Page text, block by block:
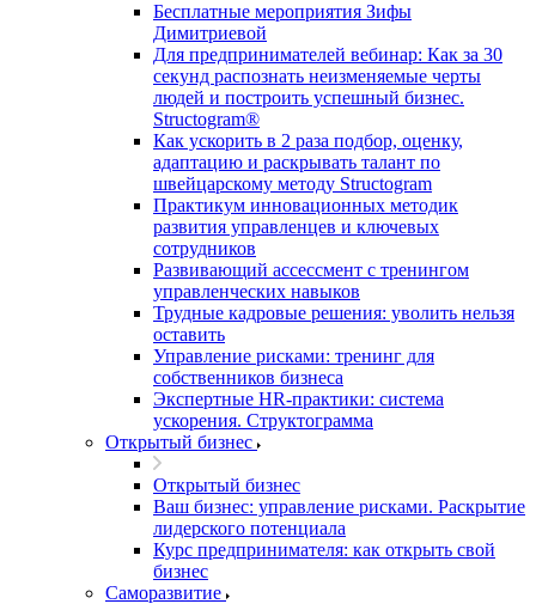
Бесплатные мероприятия Зифы
Димитриевой
Для предпринимателей вебинар: Как за 30
секунд распознать неизменяемые черты
людей и построить успешный бизнес.
Structogram®
Как ускорить в 2 раза подбор, оценку,
адаптацию и раскрывать талант по
швейцарскому методу Structogram
Практикум инновационных методик
развития управленцев и ключевых
сотрудников
Развивающий ассессмент с тренингом
управленческих навыков
Трудные кадровые решения: уволить нельзя
оставить
Управление рисками: тренинг для
собственников бизнеса
Экспертные HR-практики: система
ускорения. Структограмма
Открытый бизнес
Открытый бизнес
Ваш бизнес: управление рисками. Раскрытие
лидерского потенциала
Курс предпринимателя: как открыть свой
бизнес
Саморазвитие